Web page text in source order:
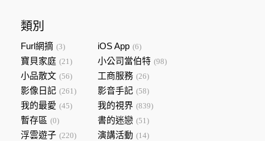
類別
Furl網摘 (3) iOS App (6)
寶貝家庭 (21) 小公司當伯特 (98)
小品散文 (56) 工商服務 (26)
影像日記 (261) 影音手記 (58)
我的最愛 (45) 我的視界 (839)
暫存區 (0) 書的迷戀 (51)
浮雲遊子 (220) 演講活動 (14)